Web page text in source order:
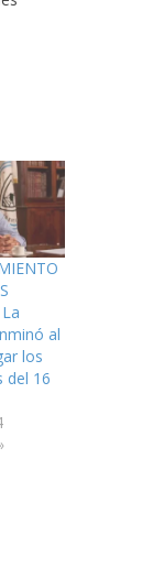
al
los
del 16